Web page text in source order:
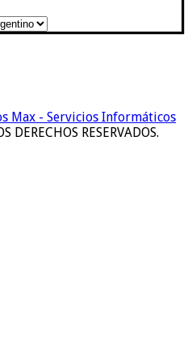
Max - Servicios Informáticos
RESERVADOS.